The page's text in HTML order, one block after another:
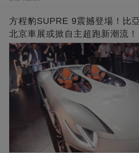
方程豹SUPRE 9震撼登場！比
北京車展或掀自主超跑新潮流！